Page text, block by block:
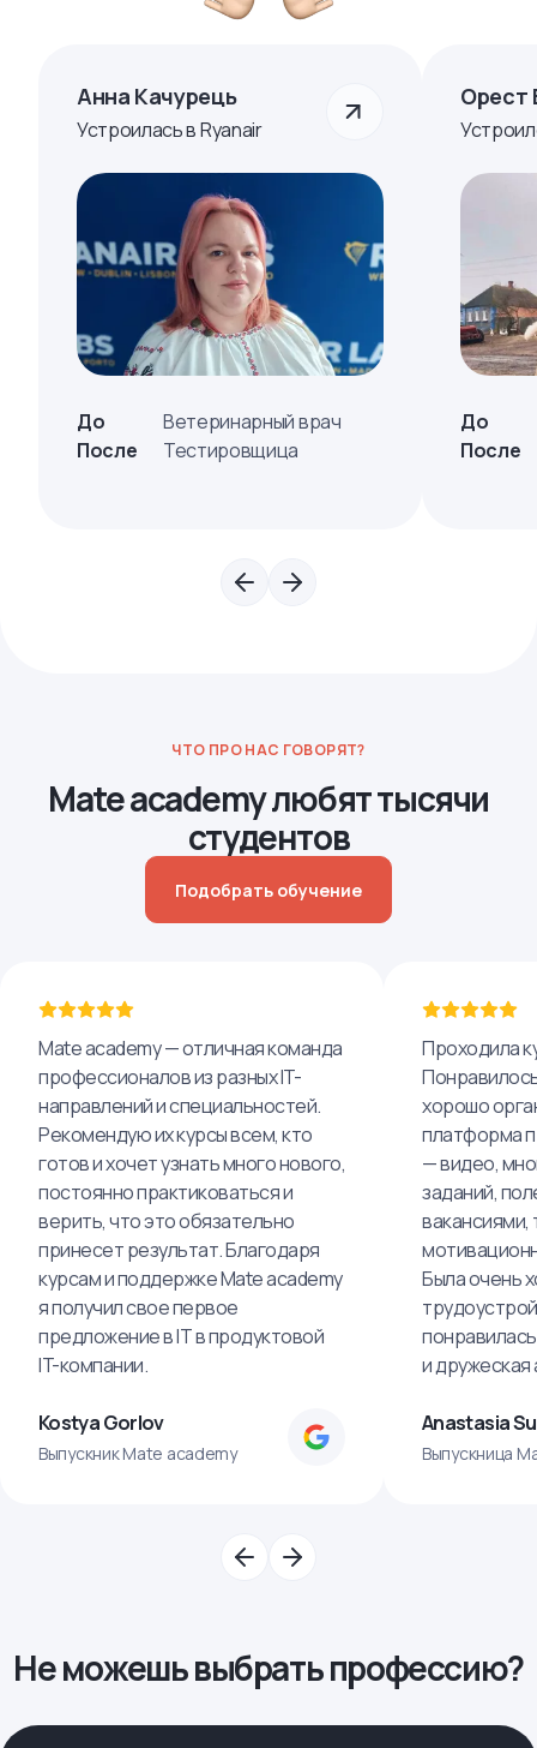
Анна Качурець
Устроилась в Ryanair
До
Ветеринарный врач
После
Тестировщица
Орест
До
После
ЧТО ПРО НАС ГОВОРЯТ?
Mate academy любят тысячи
студентов
Подобрать обучение
Mate academy — отличная команда
профессионалов из разных IT-
направлений и специальностей.
Рекомендую их курсы всем, кто
готов и хочет узнать много нового,
постоянно практиковаться и
верить, что это обязательно
принесет результат. Благодаря
курсам и поддержке Mate academy
я получил свое первое
предложение в IT в продуктовой
IT-компании.
Kostya Gorlov
Выпускник Mate academy
Проходила
хорошо
платформа
— видео,
заданий,
вакансиями,
Была очень
и
Anastasia
Выпускница
Не можешь выбрать профессию?